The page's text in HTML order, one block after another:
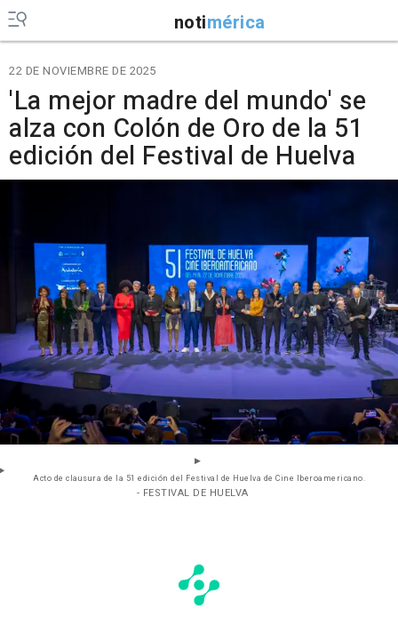
notimérica
22 DE NOVIEMBRE DE 2025
'La mejor madre del mundo' se
alza con Colón de Oro de la 51
edición del Festival de Huelva
Acto de clausura de la 51 edición del Festival de Huelva de Cine Iberoamericano.
- FESTIVAL DE HUELVA